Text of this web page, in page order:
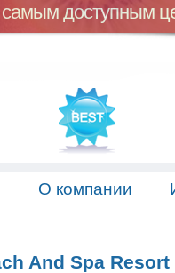
самым доступным
О компании
And Spa Resort